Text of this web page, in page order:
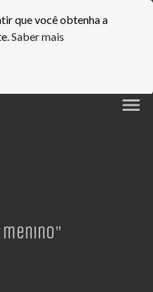
que você obtenha a
Saber mais
menu